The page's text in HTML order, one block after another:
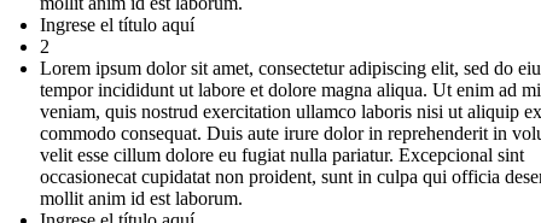
Ingrese el título aquí
2
Lorem ipsum dolor sit amet, consectetur adipiscing elit, sed do
tempor incididunt ut labore et dolore magna aliqua. Ut enim ad
veniam, quis nostrud exercitation ullamco laboris nisi ut aliquip
commodo consequat. Duis aute irure dolor in reprehenderit in
velit esse cillum dolore eu fugiat nulla pariatur. Excepcional sint
occasionecat cupidatat non proident, sunt in culpa qui officia
mollit anim id est laborum.